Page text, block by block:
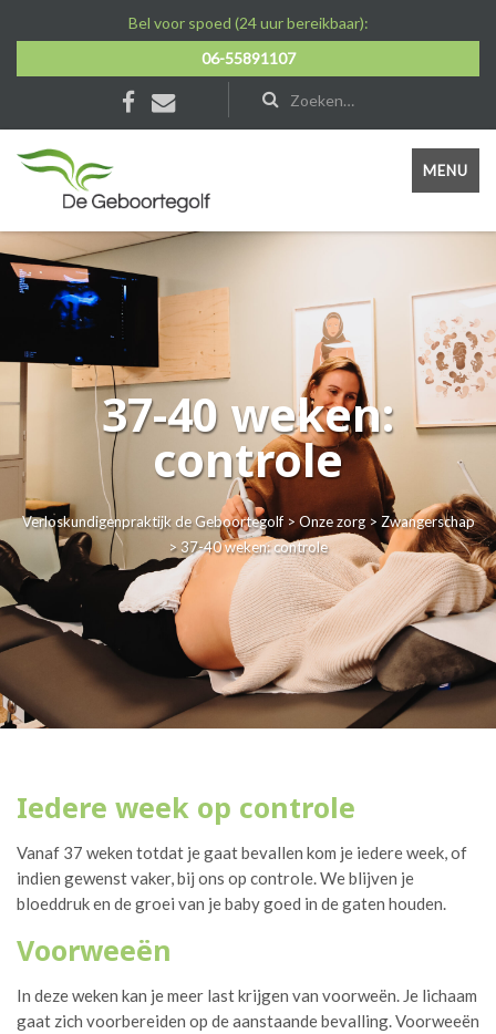
Bel voor spoed (24 uur bereikbaar):
06-55891107
MENU
37-40 weken:
controle
Verloskundigenpraktijk de Geboortegolf> Onze zorg> Zwangerschap
> 37-40 weken: controle
Iedere week op controle
Vanaf 37 weken totdat je gaat bevallen kom je iedere week, of
indien gewenst vaker, bij ons op controle. We blijven je
bloeddruk en de groei van je baby goed in de gaten houden.
Voorweeën
In deze weken kan je meer last krijgen van voorweën. Je lichaam
gaat zich voorbereiden op de aanstaande bevalling. Voorweeën